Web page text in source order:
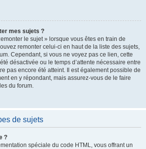
mes sujets ?
le sujet » lorsque vous êtes en train de
remonter celui-ci en haut de la liste des sujets,
Cependant, si vous ne voyez pas ce lien, cette
désactivée ou le temps d’attente nécessaire entre
pas encore été atteint. Il est également possible de
en y répondant, mais assurez-vous de le faire
du forum.
de sujets
?
spéciale du code HTML, vous offrant un